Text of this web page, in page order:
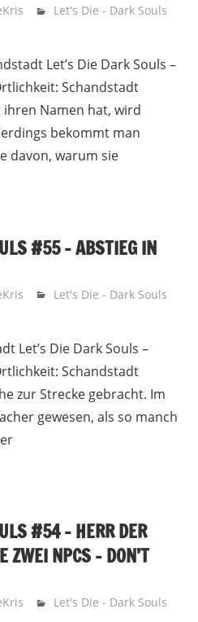
Let's Die - Dark Souls
Let’s Die Dark Souls –
Schandstadt
Namen hat, wird
bekommt man
davon, warum sie
#55 – ABSTIEG IN
Let's Die - Dark Souls
Let’s Die Dark Souls –
Schandstadt
zur Strecke gebracht. Im
gewesen, als so manch
#54 – HERR DER
ZWEI NPCS – DON’T
Let's Die - Dark Souls